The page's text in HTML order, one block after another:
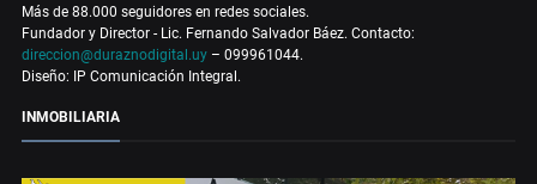
Más de 88.000 seguidores en redes sociales.
Fundador y Director - Lic. Fernando Salvador Báez. Contacto:
direccion@duraznodigital.uy – 099961044.
Diseño: IP Comunicación Integral.
INMOBILIARIA